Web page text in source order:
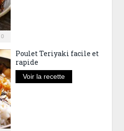
0
Poulet Teriyaki facile et
rapide
Voir la recette